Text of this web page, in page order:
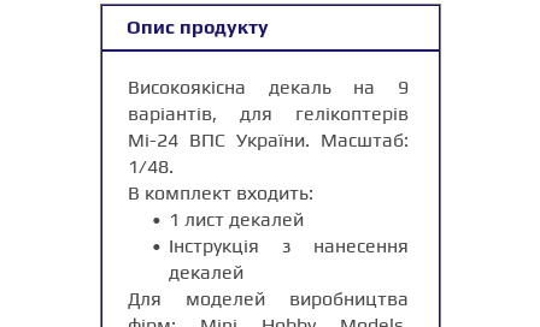
Опис продукту
Високоякісна декаль на 9
варіантів, для гелікоптерів
Мі-24 ВПС України. Масштаб:
1/48.
В комплект входить:
1 лист декалей
Інструкція з нанесення
декалей
Для моделей виробництва